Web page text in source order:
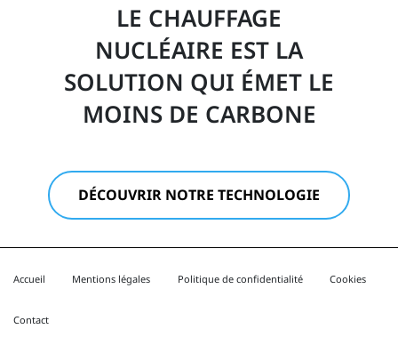
LE CHAUFFAGE
NUCLÉAIRE EST LA
SOLUTION QUI ÉMET LE
MOINS DE CARBONE
DÉCOUVRIR NOTRE TECHNOLOGIE
Accueil Mentions légales Politique de confidentialité Cookies
Contact